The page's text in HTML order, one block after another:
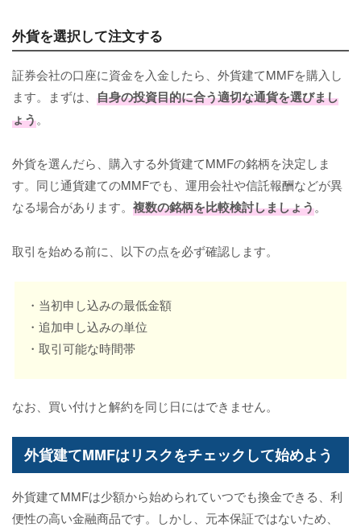
外貨を選択して注文する
証券会社の口座に資金を入金したら、外貨建てMMFを購入し
ます。まずは、 自身の投資目的に合う適切な通貨を選びまし
ょう。
外貨を選んだら、購入する外貨建てMMFの銘柄を決定しま
す。同じ通貨建てのMMFでも、運用会社や信託報酬などが異
なる場合があります。 複数の銘柄を比較検討しましょう。
取引を始める前に、以下の点を必ず確認します。
・当初申し込みの最低金額
・追加申し込みの単位
・取引可能な時間帯
なお、買い付けと解約を同じ日にはできません。
外貨建てMMFはリスクをチェックして始めよう
外貨建てMMFは少額から始められていつでも換金できる、利
便性の高い金融商品です。しかし、元本保証ではないため、